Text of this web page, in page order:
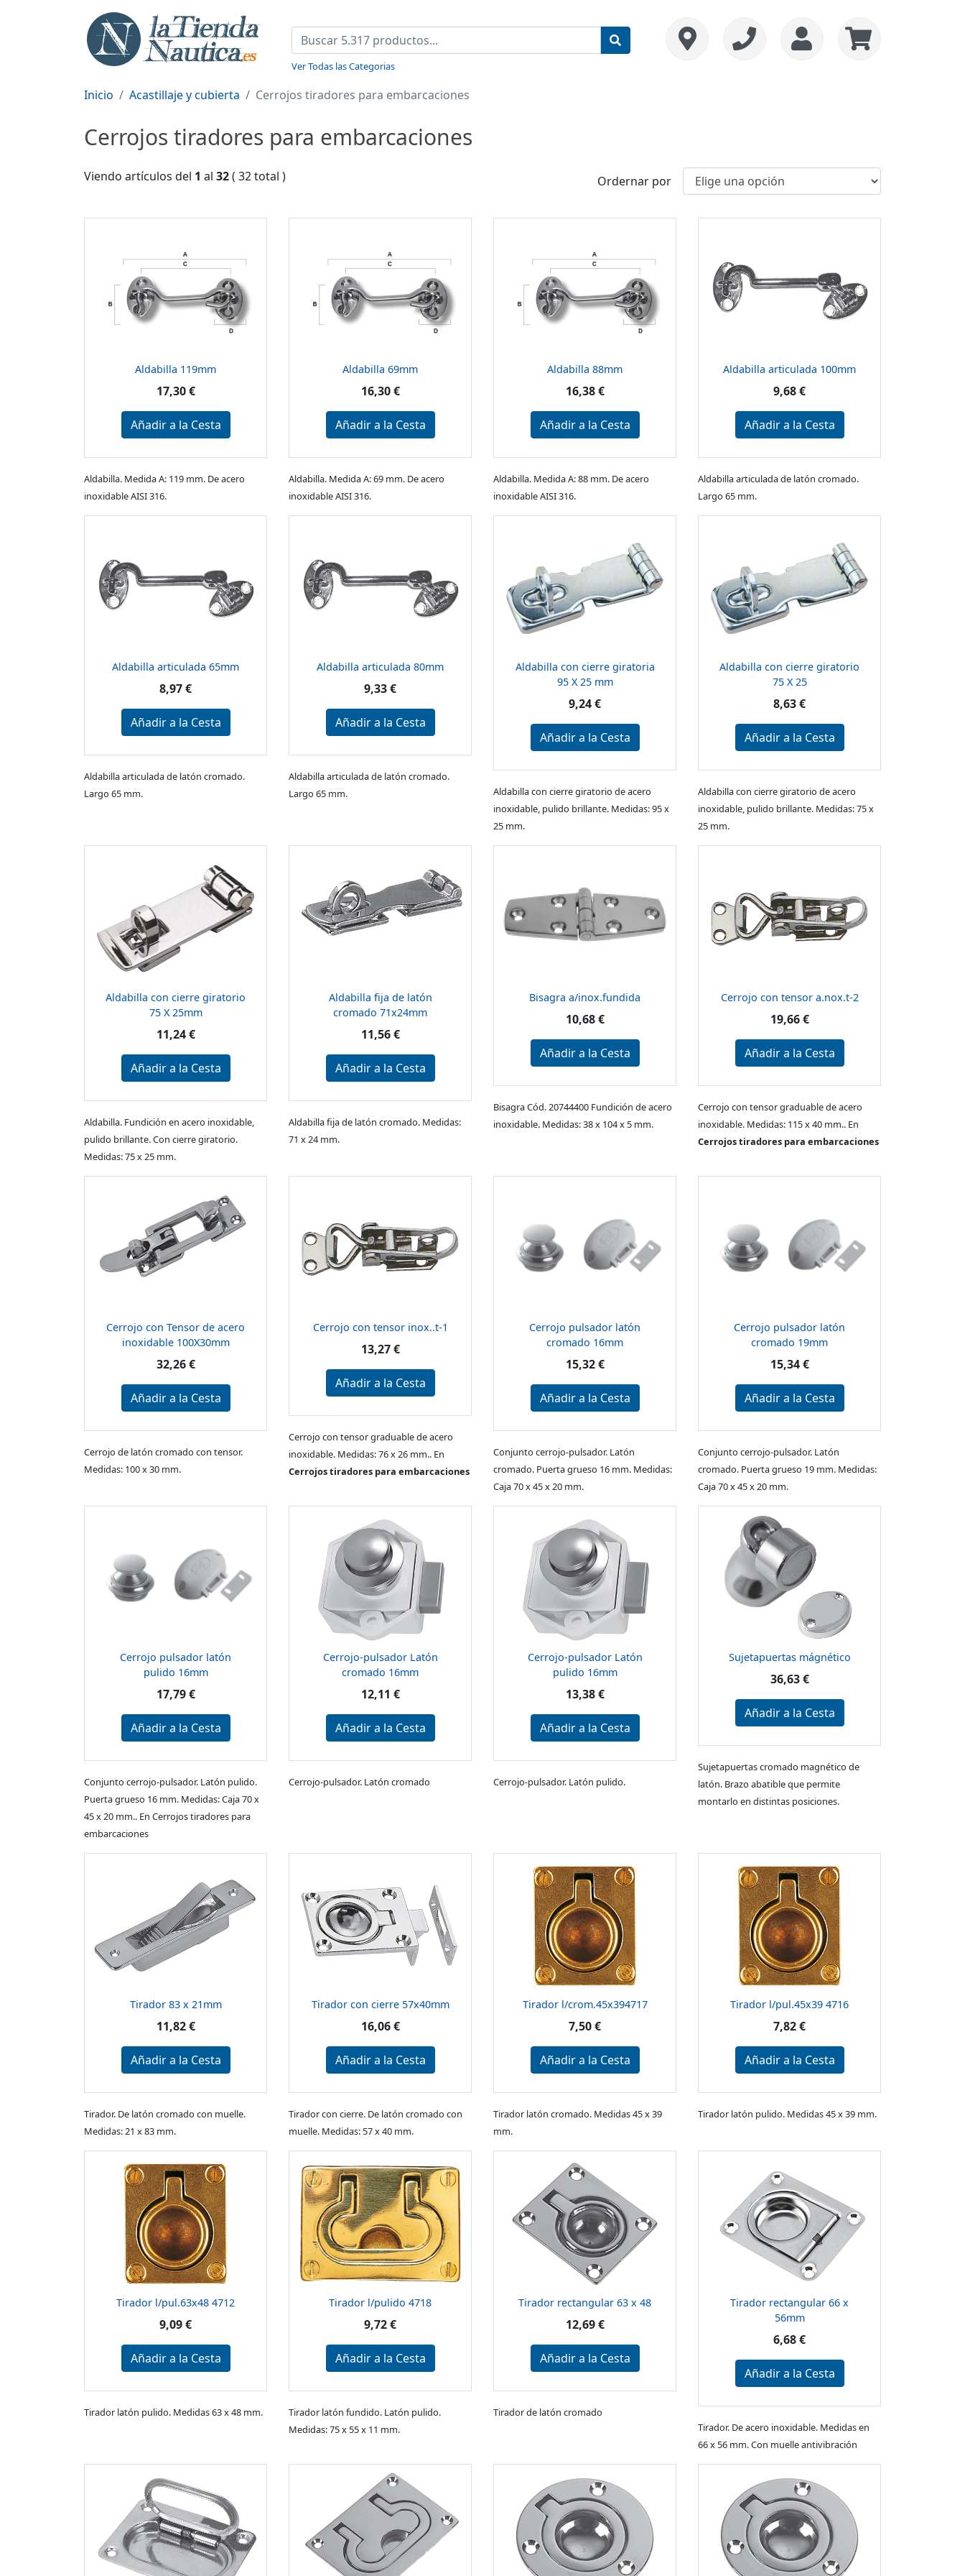
Ver Todas las Categorias
Inicio Acastillaje y cubierta Cerrojos tiradores para embarcaciones
Cerrojos tiradores para embarcaciones
Viendo artículos del 1 al 32( 32 total ) Ordernar por
Aldabilla 119mm
17,30 €
Añadir a la Cesta
Aldabilla. Medida A: 119 mm. De acero
inoxidable AISI 316.
Aldabilla 69mm
16,30 €
Añadir a la Cesta
Aldabilla. Medida A: 69 mm. De acero
inoxidable AISI 316.
Aldabilla 88mm
16,38 €
Añadir a la Cesta
Aldabilla. Medida A: 88 mm. De acero
inoxidable AISI 316.
Aldabilla articulada 100mm
9,68 €
Añadir a la Cesta
Aldabilla articulada de latón cromado.
Largo 65 mm.
Aldabilla articulada 65mm
8,97 €
Añadir a la Cesta
Aldabilla articulada de latón cromado.
Largo 65 mm.
Aldabilla articulada 80mm
9,33 €
Añadir a la Cesta
Aldabilla articulada de latón cromado.
Largo 65 mm.
Aldabilla con cierre giratoria
95 X 25 mm
9,24 €
Añadir a la Cesta
Aldabilla con cierre giratorio de acero
inoxidable, pulido brillante. Medidas: 95 x
25 mm.
Aldabilla con cierre giratorio
75 X 25
8,63 €
Añadir a la Cesta
Aldabilla con cierre giratorio de acero
inoxidable, pulido brillante. Medidas: 75 x
25 mm.
Aldabilla con cierre giratorio
75 X 25mm
11,24 €
Añadir a la Cesta
Aldabilla. Fundición en acero inoxidable,
pulido brillante. Con cierre giratorio.
Medidas: 75 x 25 mm.
Aldabilla fija de latón
cromado 71x24mm
11,56 €
Añadir a la Cesta
Aldabilla fija de latón cromado. Medidas:
71 x 24 mm.
Bisagra a/inox.fundida
10,68 €
Añadir a la Cesta
Bisagra Cód. 20744400 Fundición de acero
inoxidable. Medidas: 38 x 104 x 5 mm.
Cerrojo con tensor a.nox.t-2
19,66 €
Añadir a la Cesta
Cerrojo con tensor graduable de acero
inoxidable. Medidas: 115 x 40 mm.. En
Cerrojos tiradores para embarcaciones
Cerrojo con Tensor de acero
inoxidable 100X30mm
32,26 €
Añadir a la Cesta
Cerrojo de latón cromado con tensor.
Medidas: 100 x 30 mm.
Cerrojo con tensor inox..t-1
13,27 €
Añadir a la Cesta
Cerrojo con tensor graduable de acero
inoxidable. Medidas: 76 x 26 mm.. En
Cerrojos tiradores para embarcaciones
Cerrojo pulsador latón
cromado 16mm
15,32 €
Añadir a la Cesta
Conjunto cerrojo-pulsador. Latón
cromado. Puerta grueso 16 mm. Medidas:
Caja 70 x 45 x 20 mm.
Cerrojo pulsador latón
cromado 19mm
15,34 €
Añadir a la Cesta
Conjunto cerrojo-pulsador. Latón
cromado. Puerta grueso 19 mm. Medidas:
Caja 70 x 45 x 20 mm.
Cerrojo pulsador latón
pulido 16mm
17,79 €
Añadir a la Cesta
Conjunto cerrojo-pulsador. Latón pulido.
Puerta grueso 16 mm. Medidas: Caja 70 x
45 x 20 mm.. En Cerrojos tiradores para
embarcaciones
Cerrojo-pulsador Latón
cromado 16mm
12,11 €
Añadir a la Cesta
Cerrojo-pulsador. Latón cromado
Cerrojo-pulsador Latón
pulido 16mm
13,38 €
Añadir a la Cesta
Cerrojo-pulsador. Latón pulido.
Sujetapuertas mágnético
36,63 €
Añadir a la Cesta
Sujetapuertas cromado magnético de
latón. Brazo abatible que permite
montarlo en distintas posiciones.
Tirador 83 x 21mm
11,82 €
Añadir a la Cesta
Tirador. De latón cromado con muelle.
Medidas: 21 x 83 mm.
Tirador con cierre 57x40mm
16,06 €
Añadir a la Cesta
Tirador con cierre. De latón cromado con
muelle. Medidas: 57 x 40 mm.
Tirador l/crom.45x394717
7,50 €
Añadir a la Cesta
Tirador latón cromado. Medidas 45 x 39
mm.
Tirador l/pul.45x39 4716
7,82 €
Añadir a la Cesta
Tirador latón pulido. Medidas 45 x 39 mm.
Tirador l/pul.63x48 4712
9,09 €
Añadir a la Cesta
Tirador latón pulido. Medidas 63 x 48 mm.
Tirador l/pulido 4718
9,72 €
Añadir a la Cesta
Tirador latón fundido. Latón pulido.
Medidas: 75 x 55 x 11 mm.
Tirador rectangular 63 x 48
12,69 €
Añadir a la Cesta
Tirador de latón cromado
Tirador rectangular 66 x
56mm
6,68 €
Añadir a la Cesta
Tirador. De acero inoxidable. Medidas en
66 x 56 mm. Con muelle antivibración